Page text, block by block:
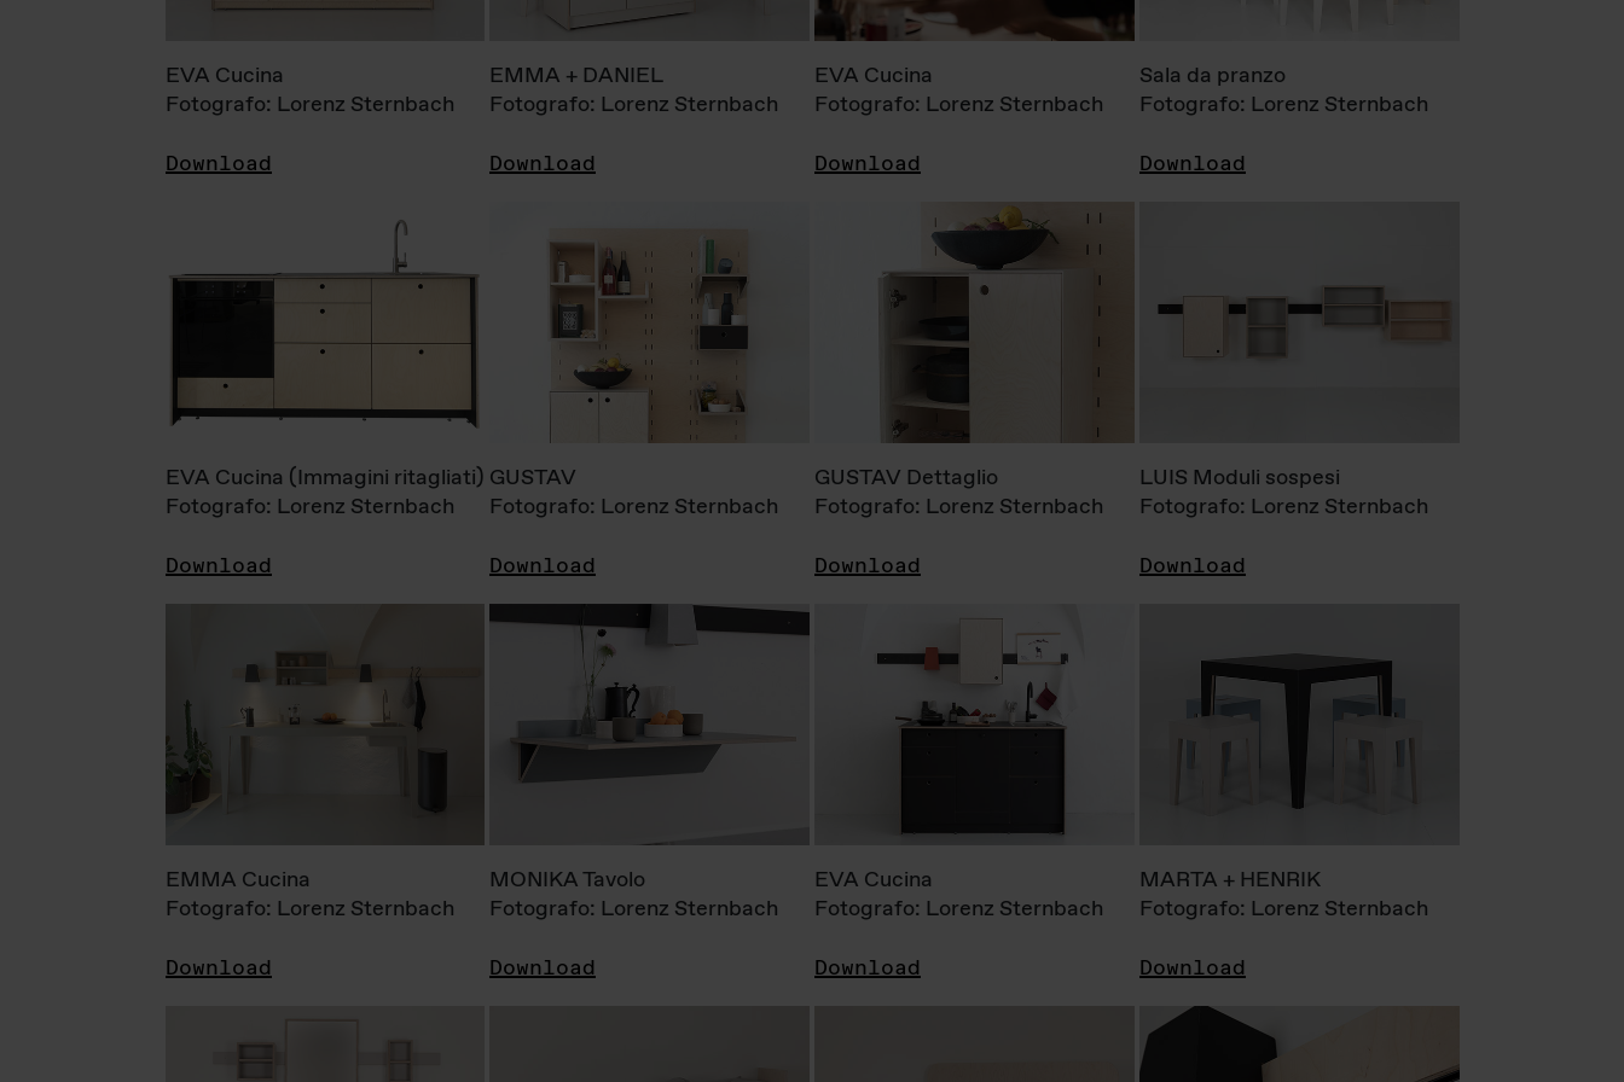
EVA Cucina
Fotografo: Lorenz Sternbach
Download
EMMA + DANIEL
Fotografo: Lorenz Sternbach
Download
EVA Cucina
Fotografo: Lorenz Sternbach
Download
Sala da pranzo
Fotografo: Lorenz Sternbach
Download
EVA Cucina (Immagini ritagliati)
Fotografo: Lorenz Sternbach
Download
GUSTAV
Fotografo: Lorenz Sternbach
Download
GUSTAV Dettaglio
Fotografo: Lorenz Sternbach
Download
LUIS Moduli sospesi
Fotografo: Lorenz Sternbach
Download
EMMA Cucina
Fotografo: Lorenz Sternbach
Download
MONIKA Tavolo
Fotografo: Lorenz Sternbach
Download
EVA Cucina
Fotografo: Lorenz Sternbach
Download
MARTA + HENRIK
Fotografo: Lorenz Sternbach
Download